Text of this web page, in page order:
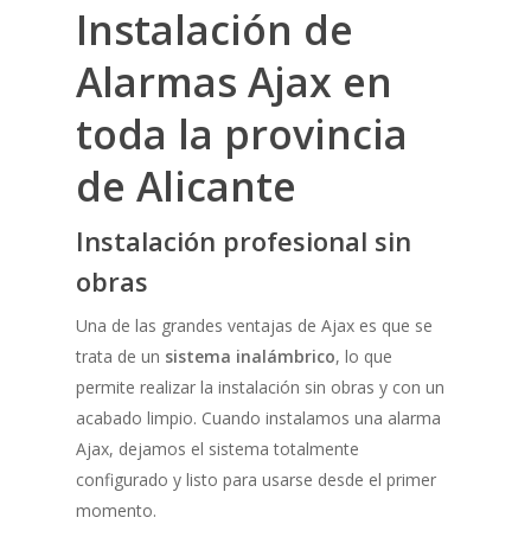
Instalación de
Alarmas Ajax en
toda la provincia
de Alicante
Instalación profesional sin
obras
Una de las grandes ventajas de Ajax es que se
trata de un sistema inalámbrico, lo que
permite realizar la instalación sin obras y con un
acabado limpio. Cuando instalamos una alarma
Ajax, dejamos el sistema totalmente
configurado y listo para usarse desde el primer
momento.